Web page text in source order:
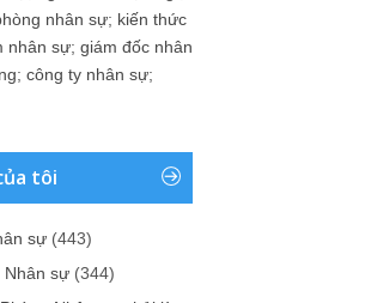
nhân sự; kiến thức
nhân sự; giám đốc nhân
; công ty nhân sự;
tôi
sự (443)
Nhân sự (344)